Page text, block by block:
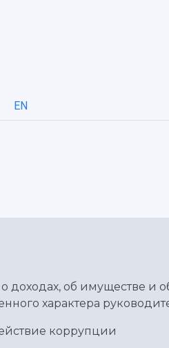
EN
доходах, об имуществе и
характера
коррупции